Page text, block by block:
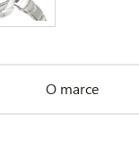
O marce